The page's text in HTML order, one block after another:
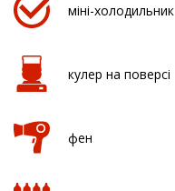
міні-холодильник
кулер на поверсі
фен